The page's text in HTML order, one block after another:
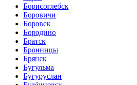
Борисоглебск
Боровичи
Боровск
Бородино
Братск
Бронницы
Брянск
Бугульма
Бугуруслан